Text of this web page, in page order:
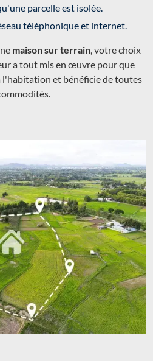
parcelle est isolée.
téléphonique et internet.
maison sur terrain , votre choix
a tout mis en œuvre pour que
et bénéficie de toutes